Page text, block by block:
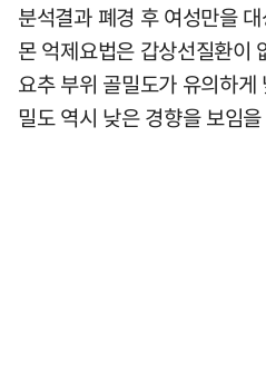
분석결과 폐경 후 여성만을
몬 억제요법은 갑상선질환이
요추 부위 골밀도가 유의하
밀도 역시 낮은 경향을 보임